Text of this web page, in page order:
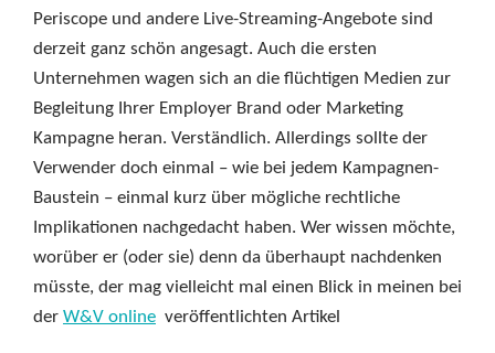
Periscope und andere Live-Streaming-Angebote sind
derzeit ganz schön angesagt. Auch die ersten
Unternehmen wagen sich an die flüchtigen Medien zur
Begleitung Ihrer Employer Brand oder Marketing
Kampagne heran. Verständlich. Allerdings sollte der
Verwender doch einmal – wie bei jedem Kampagnen-
Baustein – einmal kurz über mögliche rechtliche
Implikationen nachgedacht haben. Wer wissen möchte,
worüber er (oder sie) denn da überhaupt nachdenken
müsste, der mag vielleicht mal einen Blick in meinen bei
der W&V online veröffentlichten Artikel